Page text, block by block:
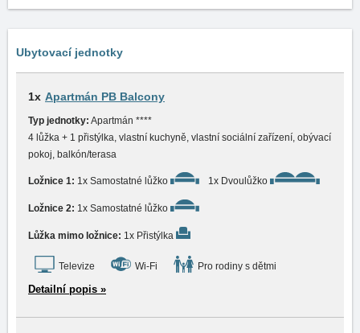
Ubytovací jednotky
1x Apartmán PB Balcony
Typ jednotky: Apartmán ****
4 lůžka + 1 přistýlka, vlastní kuchyně, vlastní sociální zařízení, obývací
pokoj, balkón/terasa
Ložnice 1: 1x Samostatné lůžko 1x Dvoulůžko
Ložnice 2: 1x Samostatné lůžko
Lůžka mimo ložnice: 1x Přistýlka
Televize Wi-Fi Pro rodiny s dětmi
Detailní popis »